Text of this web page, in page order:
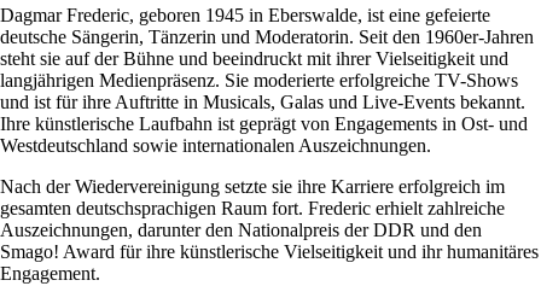
Dagmar Frederic, geboren 1945 in Eberswalde, ist eine gefeierte
deutsche Sängerin, Tänzerin und Moderatorin. Seit den 1960er-Jahren
steht sie auf der Bühne und beeindruckt mit ihrer Vielseitigkeit und
langjährigen Medienpräsenz. Sie moderierte erfolgreiche TV-Shows
und ist für ihre Auftritte in Musicals, Galas und Live-Events bekannt.
Ihre künstlerische Laufbahn ist geprägt von Engagements in Ost- und
Westdeutschland sowie internationalen Auszeichnungen.
Nach der Wiedervereinigung setzte sie ihre Karriere erfolgreich im
gesamten deutschsprachigen Raum fort. Frederic erhielt zahlreiche
Auszeichnungen, darunter den Nationalpreis der DDR und den
Smago! Award für ihre künstlerische Vielseitigkeit und ihr humanitäres
Engagement.